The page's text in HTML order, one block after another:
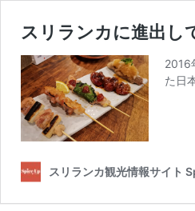
スリランカに進出し
2016
た日
スリランカ観光情報サイト